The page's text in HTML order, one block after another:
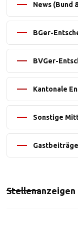
News (Bund
BGer-
BVGer-
Kantonale
Sonstige
Gastbeiträge
Stellenanzeigen